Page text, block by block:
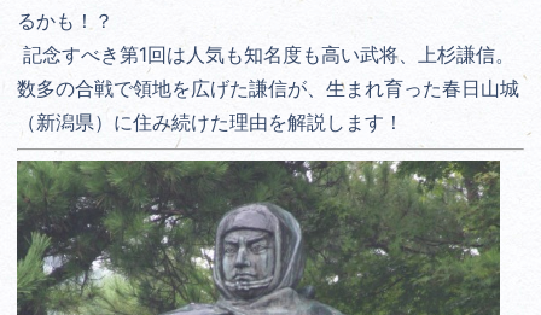
るかも！？
記念すべき第1回は人気も知名度も高い武将、上杉謙信。
数多の合戦で領地を広げた謙信が、生まれ育った春日山城
（新潟県）に住み続けた理由を解説します！